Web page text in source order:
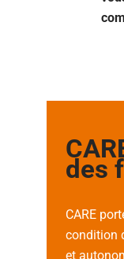
des
CARE
condition
et